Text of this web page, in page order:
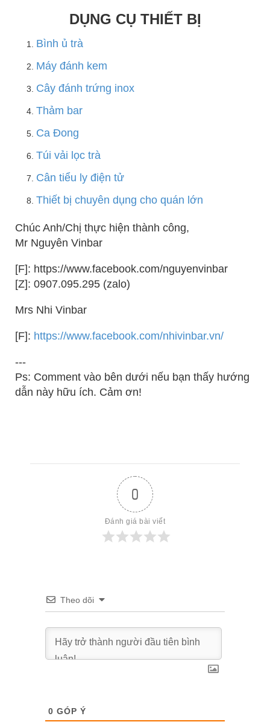
DỤNG CỤ THIẾT BỊ
Bình ủ trà
Máy đánh kem
Cây đánh trứng inox
Thảm bar
Ca Đong
Túi vải lọc trà
Cân tiểu ly điện tử
Thiết bị chuyên dụng cho quán lớn
Chúc Anh/Chị thực hiện thành công,
Mr Nguyên Vinbar
[F]: https://www.facebook.com/nguyenvinbar
[Z]: 0907.095.295 (zalo)
Mrs Nhi Vinbar
[F]: https://www.facebook.com/nhivinbar.vn/
---
Ps: Comment vào bên dưới nếu bạn thấy hướng
dẫn này hữu ích. Cảm ơn!
0
Đánh giá bài viết
Theo dõi
0 GÓP Ý